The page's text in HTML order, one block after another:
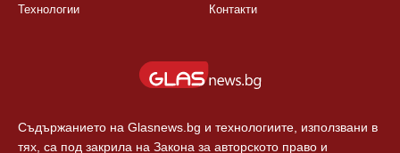
Технологии
Контакти
Съдържанието на Glasnews.bg и технологиите, използвани в
тях, са под закрила на Закона за авторското право и